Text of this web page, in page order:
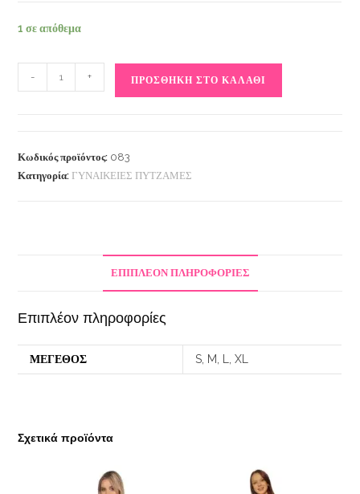
1 σε απόθεμα
- + ΠΡΟΣΘΉΚΗ ΣΤΟ ΚΑΛΆΘΙ
Κωδικός προϊόντος: 083
Κατηγορία: ΓΥΝΑΙΚΕΙΕΣ ΠΥΤΖΑΜΕΣ
ΕΠΙΠΛΈΟΝ ΠΛΗΡΟΦΟΡΊΕΣ
Επιπλέον πληροφορίες
ΜΕΓΕΘΟΣ S, M, L, XL
Σχετικά προϊόντα